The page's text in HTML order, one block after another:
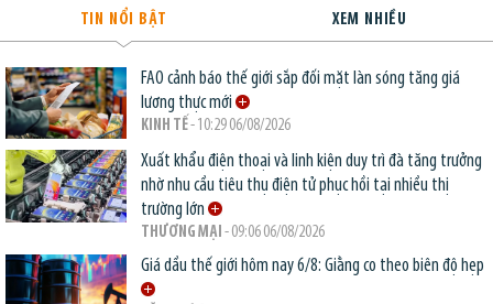
TIN NỔI BẬT XEM NHIỀU
FAO cảnh báo thế giới sắp đối mặt làn sóng tăng giá
lương thực mới
KINH TẾ- 10:29 06/08/2026
Xuất khẩu điện thoại và linh kiện duy trì đà tăng trưởng
nhờ nhu cầu tiêu thụ điện tử phục hồi tại nhiều thị
trường lớn
THƯƠNG MẠI - 09:06 06/08/2026
Giá dầu thế giới hôm nay 6/8: Giằng co theo biên độ hẹp